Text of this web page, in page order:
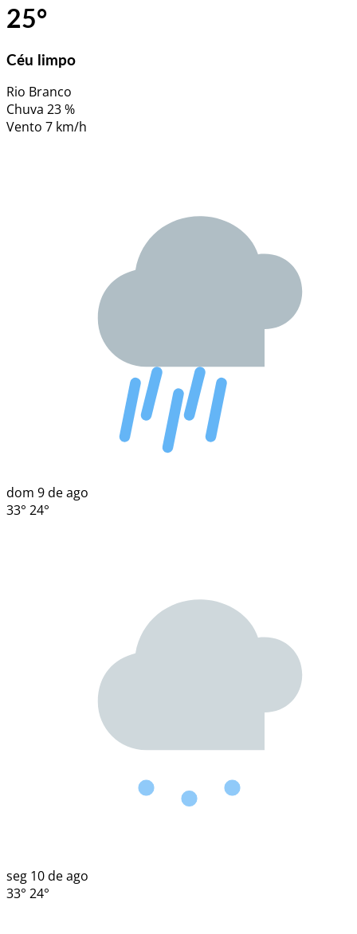
25°
Céu limpo
Rio Branco
Chuva 23 %
Vento 7 km/h
dom 9 de ago
33° 24°
seg 10 de ago
33° 24°